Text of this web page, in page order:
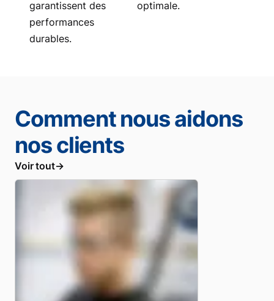
garantissent des
performances
durables.
optimale.
Comment nous aidons
nos clients
Voir tout